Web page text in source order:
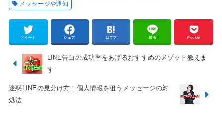
メッセージや通知
ツイート シェア はてブ 送る Pocket
LINE告白の成功率をあげるおすすめのメゾット教えま
す
迷惑LINEの見分け方！個人情報を狙うメッセージの対
処法